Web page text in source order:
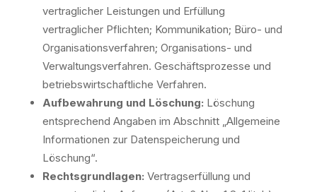
vertraglicher Leistungen und Erfüllung
vertraglicher Pflichten; Kommunikation; Büro- und
Organisationsverfahren; Organisations- und
Verwaltungsverfahren. Geschäftsprozesse und
betriebswirtschaftliche Verfahren.
Aufbewahrung und Löschung: Löschung
entsprechend Angaben im Abschnitt „Allgemeine
Informationen zur Datenspeicherung und
Löschung“.
Rechtsgrundlagen: Vertragserfüllung und